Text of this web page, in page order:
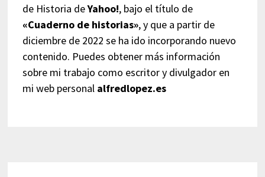
de Historia deYahoo!, bajo el título de
«Cuaderno de historias», y que a partir de
diciembre de 2022 se ha ido incorporando nuevo
contenido. Puedes obtener más información
sobre mi trabajo como escritor y divulgador en
mi web personal alfredlopez.es